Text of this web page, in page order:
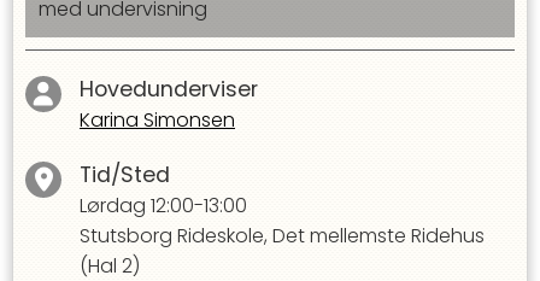
med undervisning
Hovedunderviser
Karina Simonsen
Tid/Sted
Lørdag 12:00-13:00
Stutsborg Rideskole, Det mellemste Ridehus
(Hal 2)